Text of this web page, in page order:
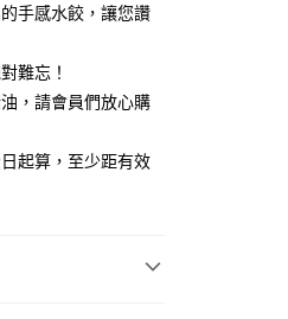
手感水餃，讓您讚
難忘！
，請會員們放心購
起算，至少距有效